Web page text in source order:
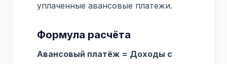
уплаченные авансовые платежи.
Формула расчёта
Авансовый платёж = Доходы с